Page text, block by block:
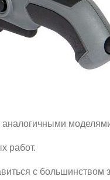
аналогичными
работ.
с большинством